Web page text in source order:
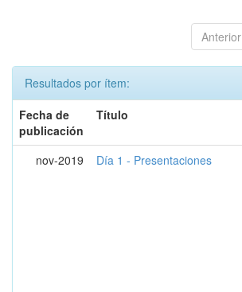
Anterior
Resultados por ítem:
Fecha de
publicación
Título
nov-2019 Día 1 - Presentaciones